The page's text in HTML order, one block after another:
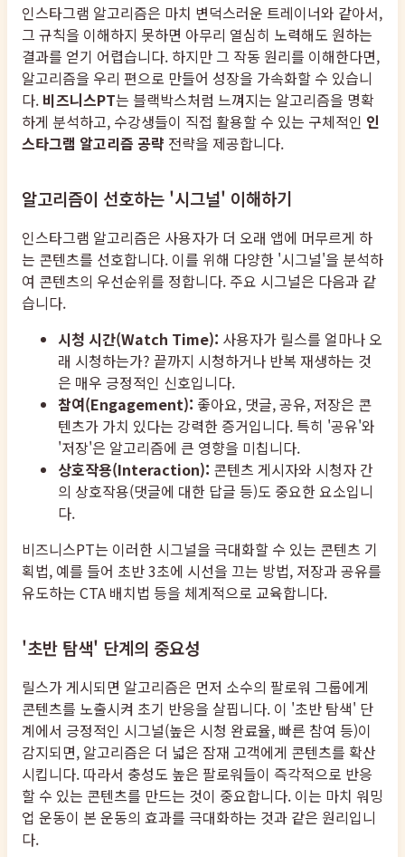
인스타그램 알고리즘은 마치 변덕스러운 트레이너와 같아서,
그 규칙을 이해하지 못하면 아무리 열심히 노력해도 원하는
결과를 얻기 어렵습니다. 하지만 그 작동 원리를 이해한다면,
알고리즘을 우리 편으로 만들어 성장을 가속화할 수 있습니
다. 비즈니스PT는 블랙박스처럼 느껴지는 알고리즘을 명확
하게 분석하고, 수강생들이 직접 활용할 수 있는 구체적인 인
스타그램 알고리즘 공략 전략을 제공합니다.
알고리즘이 선호하는 '시그널' 이해하기
인스타그램 알고리즘은 사용자가 더 오래 앱에 머무르게 하
는 콘텐츠를 선호합니다. 이를 위해 다양한 '시그널'을 분석하
여 콘텐츠의 우선순위를 정합니다. 주요 시그널은 다음과 같
습니다.
시청 시간(Watch Time): 사용자가 릴스를 얼마나 오
래 시청하는가? 끝까지 시청하거나 반복 재생하는 것
은 매우 긍정적인 신호입니다.
참여(Engagement): 좋아요, 댓글, 공유, 저장은 콘
텐츠가 가치 있다는 강력한 증거입니다. 특히 '공유'와
'저장'은 알고리즘에 큰 영향을 미칩니다.
상호작용(Interaction): 콘텐츠 게시자와 시청자 간
의 상호작용(댓글에 대한 답글 등)도 중요한 요소입니
다.
비즈니스PT는 이러한 시그널을 극대화할 수 있는 콘텐츠 기
획법, 예를 들어 초반 3초에 시선을 끄는 방법, 저장과 공유를
유도하는 CTA 배치법 등을 체계적으로 교육합니다.
'초반 탐색' 단계의 중요성
릴스가 게시되면 알고리즘은 먼저 소수의 팔로워 그룹에게
콘텐츠를 노출시켜 초기 반응을 살핍니다. 이 '초반 탐색' 단
계에서 긍정적인 시그널(높은 시청 완료율, 빠른 참여 등)이
감지되면, 알고리즘은 더 넓은 잠재 고객에게 콘텐츠를 확산
시킵니다. 따라서 충성도 높은 팔로워들이 즉각적으로 반응
할 수 있는 콘텐츠를 만드는 것이 중요합니다. 이는 마치 워밍
업 운동이 본 운동의 효과를 극대화하는 것과 같은 원리입니
다.